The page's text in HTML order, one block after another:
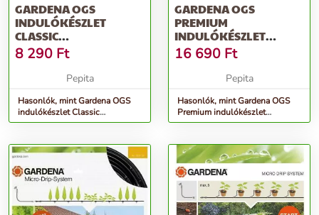
GARDENA OGS
INDULÓKÉSZLET
CLASSIC
LOCSOLÓPISZTOLLYAL -
SZÜRKE-NARANCS
8 290 Ft
Pepita
Hasonlók, mint Gardena OGS
indulókészlet Classic
Locsolópisztollyal - szürke-
GARDENA OGS
PREMIUM
INDULÓKÉSZLET
LOCSOLÓPISZTOLLYAL -
SZÜRKE-NARANCS
16 690 Ft
Pepita
Hasonlók, mint Gardena OGS
Premium indulókészlet
Locsolópisztollyal - szürke-